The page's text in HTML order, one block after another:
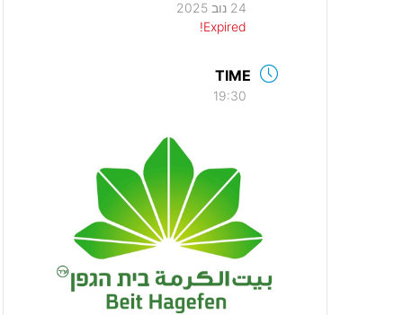
24 נוב 2025
Expired!
TIME
19:30